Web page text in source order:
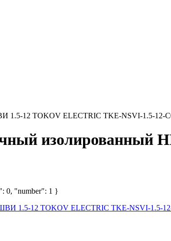
1.5-12 TOKOV ELECTRIC TKE-NSVI-1.5-12-
0, "number": 1 }